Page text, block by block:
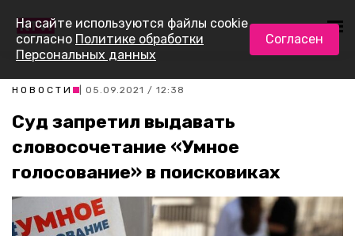
НОВОСТИ | 05.09.2021 / 12:38
Суд запретил выдавать
словосочетание «Умное
голосование» в поисковиках
На сайте используются файлы cookie
согласно Политике обработки
Персональных данных
Согласен